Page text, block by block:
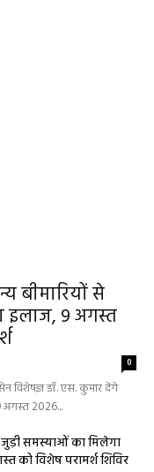
बीमारियों से
इलाज, 9 अगस्त
0
विशेषज्ञ डॉ. एस. कुमार देंगे
अगस्त 2026...
जुड़ी समस्याओं का मिलेगा
को विशेष परामर्श शिविर